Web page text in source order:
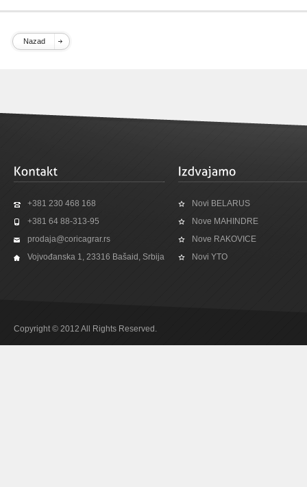
Nazad
+381 230 468 168
+381 64 88-313-95
prodaja@coricagrar.rs
Vojvođanska 1, 23316 Bašaid, Srbija
Novi BELARUS
Nove MAHINDRE
Nove RAKOVICE
Novi YTO
Copyright © 2012 All Rights Reserved.